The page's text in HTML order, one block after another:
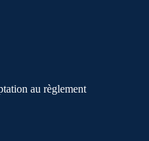
au règlement